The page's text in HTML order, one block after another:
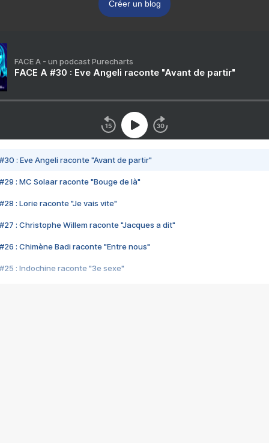
Créer un blog
FACE A - un podcast Purecharts
FACE A #30 : Eve Angeli raconte "Avant de partir"
#30 : Eve Angeli raconte "Avant de partir"
#29 : MC Solaar raconte "Bouge de là"
#28 : Lorie raconte "Je vais vite"
#27 : Christophe Willem raconte "Jacques a dit"
#26 : Chimène Badi raconte "Entre nous"
#25 : Indochine raconte "3e sexe"